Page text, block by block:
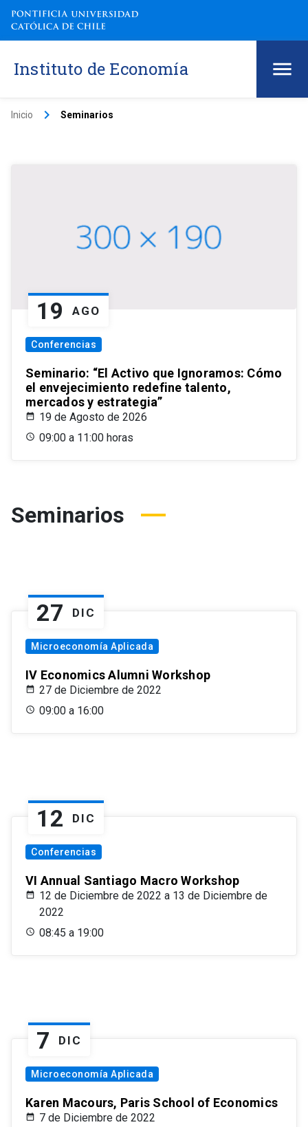
Instituto de Economía
Inicio keyboard_arrow_right Seminarios
19 AGO
Conferencias
Seminario: “El Activo que Ignoramos: Cómo
el envejecimiento redefine talento,
mercados y estrategia”
19 de Agosto de 2026
09:00 a 11:00 horas
Seminarios
27 DIC
Microeconomía Aplicada
IV Economics Alumni Workshop
27 de Diciembre de 2022
09:00 a 16:00
12 DIC
Conferencias
VI Annual Santiago Macro Workshop
12 de Diciembre de 2022 a 13 de Diciembre de
2022
08:45 a 19:00
7 DIC
Microeconomía Aplicada
Karen Macours, Paris School of Economics
7 de Diciembre de 2022